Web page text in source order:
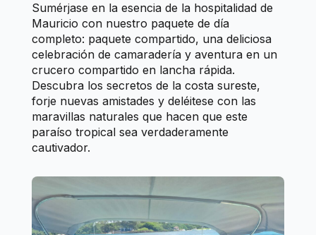
Sumérjase en la esencia de la hospitalidad de
Mauricio con nuestro paquete de día
completo: paquete compartido, una deliciosa
celebración de camaradería y aventura en un
crucero compartido en lancha rápida.
Descubra los secretos de la costa sureste,
forje nuevas amistades y deléitese con las
maravillas naturales que hacen que este
paraíso tropical sea verdaderamente
cautivador.